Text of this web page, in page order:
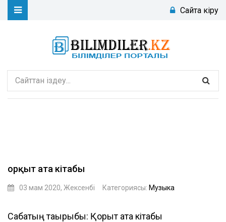
Сайтқа кіру
Қорқыт ата кітабы
03 мам 2020, Жексенбі Категориясы: Музыка
Сабақтың тақырыбы: Қорқыт ата кітабы